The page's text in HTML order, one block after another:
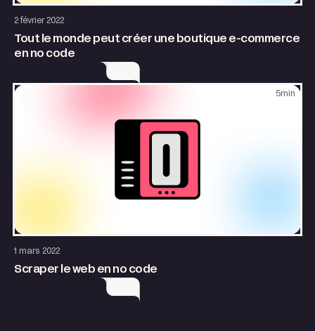
2 février 2022
Tout le monde peut créer une boutique e-commerce
en no code
1 mars 2022
Scraper le web en no code
5 min